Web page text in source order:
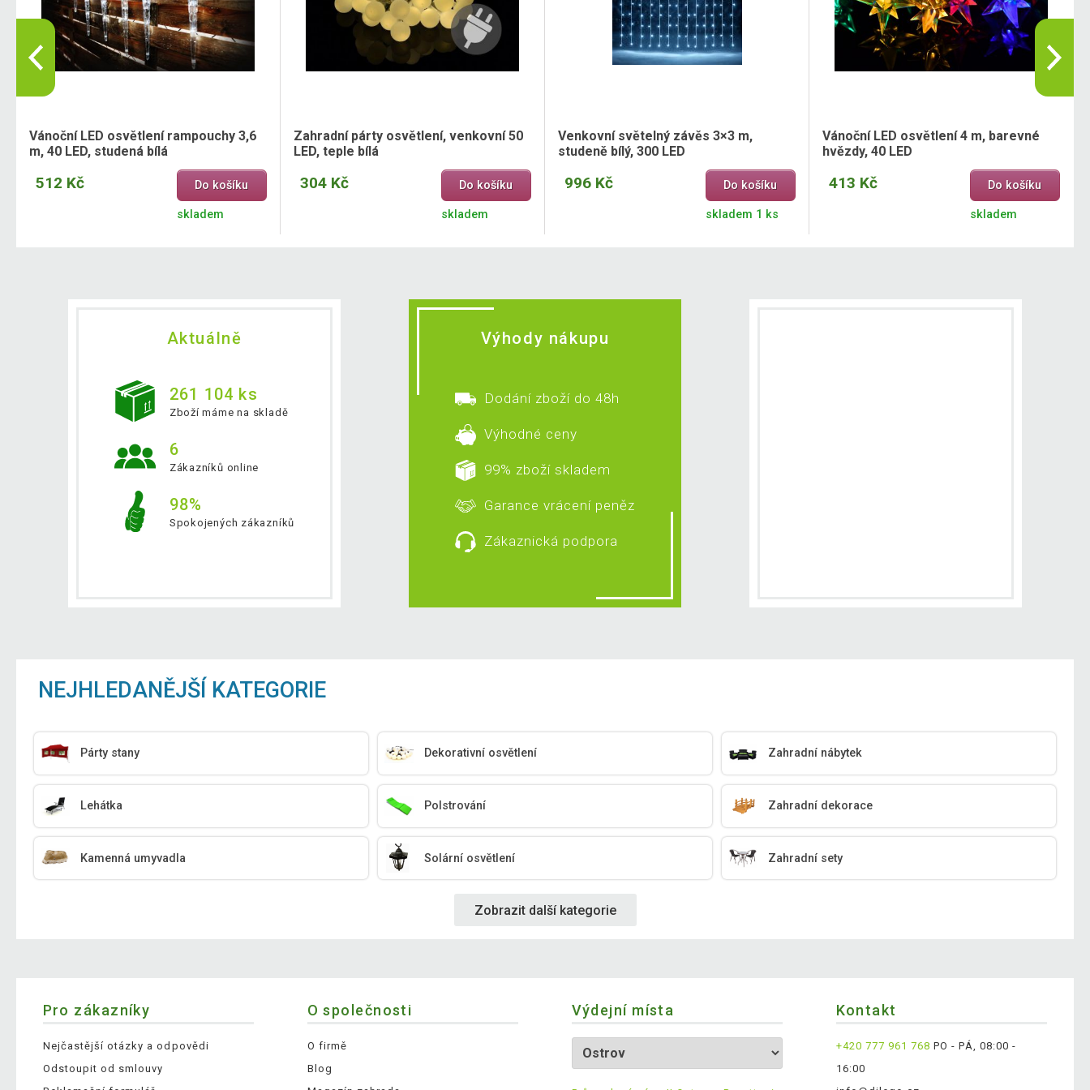
Vánoční LED osvětlení rampouchy 3,6
m, 40 LED, studená bílá
512 Kč Do košíku
skladem
Zahradní párty osvětlení, venkovní 50
LED, teple bílá
304 Kč Do košíku
skladem
Venkovní světelný závěs 3×3 m,
studeně bílý, 300 LED
996 Kč Do košíku
skladem 1 ks
Vánoční LED osvětlení 4 m, barevné
hvězdy, 40 LED
413 Kč Do košíku
skladem
Aktuálně
261 104 ks
Zboží máme na skladě
6
Zákazníků online
98%
Spokojených zákazníků
Výhody nákupu
Dodání zboží do 48h
Výhodné ceny
99% zboží skladem
Garance vrácení peněz
Zákaznická podpora
NEJHLEDANĚJŠÍ KATEGORIE
Párty stany Dekorativní osvětlení Zahradní nábytek
Lehátka Polstrování Zahradní dekorace
Kamenná umyvadla Solární osvětlení Zahradní sety
Zobrazit další kategorie
Pro zákazníky
Nejčastější otázky a odpovědi
Odstoupit od smlouvy
O společnosti
O firmě
Blog
Výdejní místa Kontakt
+420 777 961 768 PO - PÁ, 08:00 -
16:00